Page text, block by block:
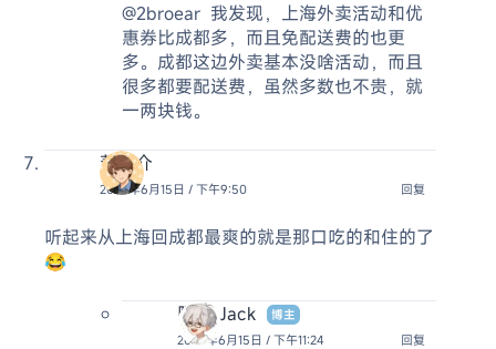
@2broear 我发现，上海外卖活动和优
惠券比成都多，而且免配送费的也更
多。成都这边外卖基本没啥活动，而且
很多都要配送费，虽然多数也不贵，就
一两块钱。
萧俊介
2026年6月15日 / 下午9:50 回复
听起来从上海回成都最爽的就是那口吃的和住的了
😂
阿杰 Jack
博主
2026年6月15日 / 下午11:24
回复